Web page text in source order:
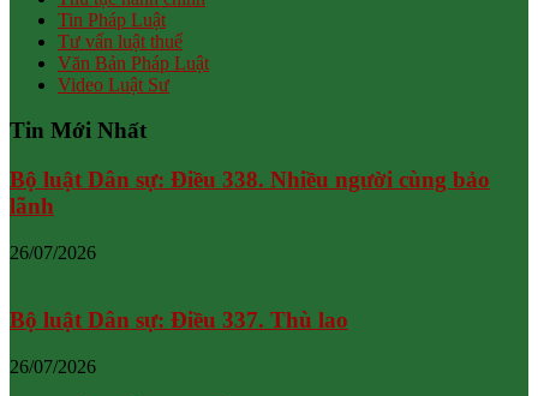
Tin Pháp Luật
Tư vấn luật thuế
Văn Bản Pháp Luật
Video Luật Sư
Tin Mới Nhất
Bộ luật Dân sự: Điều 338. Nhiều người cùng bảo
lãnh
26/07/2026
Bộ luật Dân sự: Điều 337. Thù lao
26/07/2026